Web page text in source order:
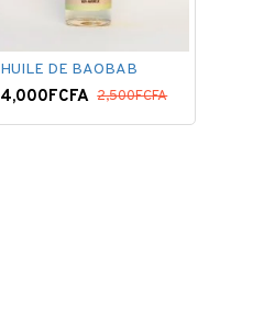
HUILE DE BAOBAB
4,000FCFA 2,500FCFA